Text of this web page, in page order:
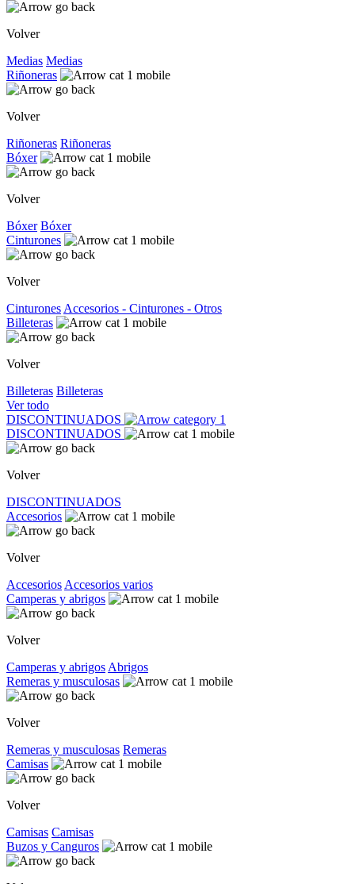
Volver
Medias Medias
Riñoneras
Volver
Riñoneras Riñoneras
Bóxer
Volver
Bóxer Bóxer
Cinturones
Volver
Cinturones Accesorios - Cinturones - Otros
Billeteras
Volver
Billeteras Billeteras
Ver todo
DISCONTINUADOS
DISCONTINUADOS
Volver
DISCONTINUADOS
Accesorios
Volver
Accesorios Accesorios varios
Camperas y abrigos
Volver
Camperas y abrigos Abrigos
Remeras y musculosas
Volver
Remeras y musculosas Remeras
Camisas
Volver
Camisas Camisas
Buzos y Canguros